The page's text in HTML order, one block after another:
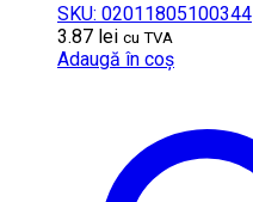
SKU: 02011805100344
3.87 lei cu TVA
Adaugă în coș